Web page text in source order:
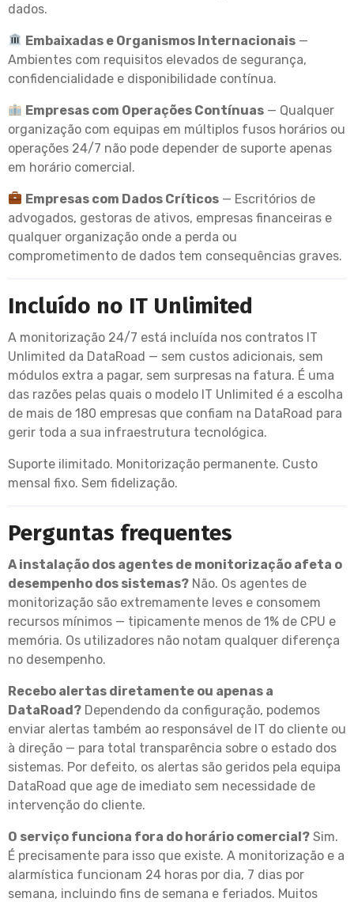
dados.
Embaixadas e Organismos Internacionais —
Ambientes com requisitos elevados de segurança,
confidencialidade e disponibilidade contínua.
Empresas com Operações Contínuas — Qualquer
organização com equipas em múltiplos fusos horários ou
operações 24/7 não pode depender de suporte apenas
em horário comercial.
Empresas com Dados Críticos — Escritórios de
advogados, gestoras de ativos, empresas financeiras e
qualquer organização onde a perda ou
comprometimento de dados tem consequências graves.
Incluído no IT Unlimited
A monitorização 24/7 está incluída nos contratos IT
Unlimited da DataRoad — sem custos adicionais, sem
módulos extra a pagar, sem surpresas na fatura. É uma
das razões pelas quais o modelo IT Unlimited é a escolha
de mais de 180 empresas que confiam na DataRoad para
gerir toda a sua infraestrutura tecnológica.
Suporte ilimitado. Monitorização permanente. Custo
mensal fixo. Sem fidelização.
Perguntas frequentes
A instalação dos agentes de monitorização afeta o
desempenho dos sistemas? Não. Os agentes de
monitorização são extremamente leves e consomem
recursos mínimos — tipicamente menos de 1% de CPU e
memória. Os utilizadores não notam qualquer diferença
no desempenho.
Recebo alertas diretamente ou apenas a
DataRoad? Dependendo da configuração, podemos
enviar alertas também ao responsável de IT do cliente ou
à direção — para total transparência sobre o estado dos
sistemas. Por defeito, os alertas são geridos pela equipa
DataRoad que age de imediato sem necessidade de
intervenção do cliente.
O serviço funciona fora do horário comercial? Sim.
É precisamente para isso que existe. A monitorização e a
alarmística funcionam 24 horas por dia, 7 dias por
semana, incluindo fins de semana e feriados. Muitos